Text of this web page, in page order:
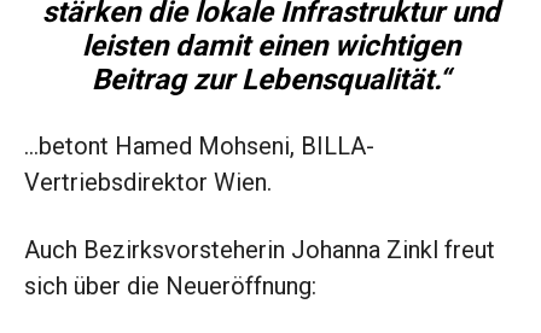
stärken die lokale Infrastruktur und
leisten damit einen wichtigen
Beitrag zur Lebensqualität.“
…betont Hamed Mohseni, BILLA-
Vertriebsdirektor Wien.
Auch Bezirksvorsteherin Johanna Zinkl freut
sich über die Neueröffnung: